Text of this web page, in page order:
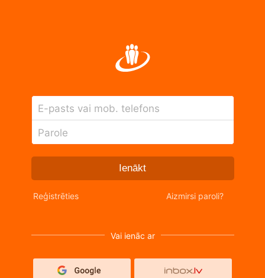
E-pasts vai mob. telefons
Parole
Ienākt
Reģistrēties Aizmirsi paroli?
Vai ienāc ar